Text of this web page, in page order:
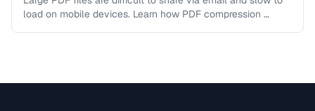
load on mobile devices. Learn how PDF compression …